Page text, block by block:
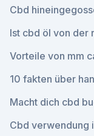
Cbd
Ist cbd öl von der
Vorteile von mm
10 fakten über
Macht dich cbd
Cbd verwendung